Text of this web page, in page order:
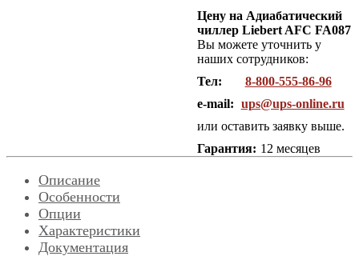
Цену на Адиабатический
чиллер Liebert AFC FA087
Вы можете уточнить у
наших сотрудников:
Тел:
8-800-555-86-96
e-mail: ups@ups-online.ru
или оставить заявку выше.
Гарантия: 12 месяцев
Описание
Особенности
Опции
Характеристики
Документация